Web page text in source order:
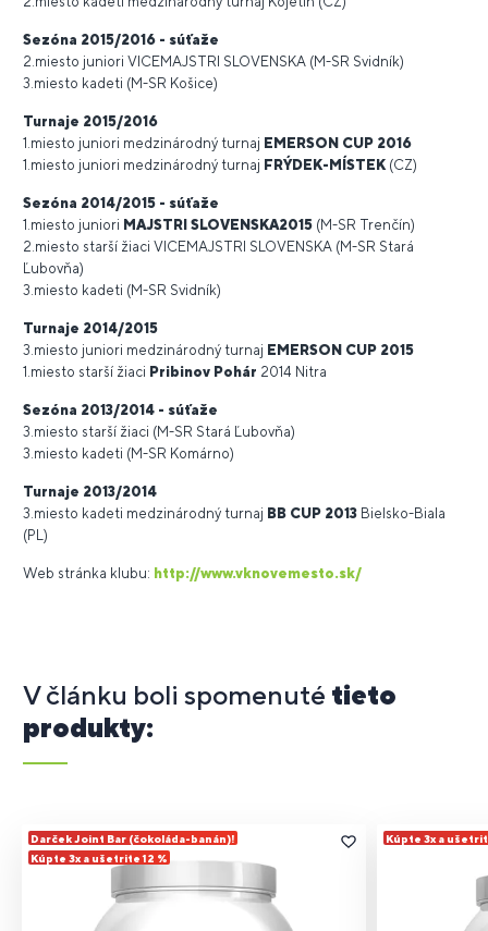
Sezóna 2015/2016 - súťaže
2.miesto juniori VICEMAJSTRI SLOVENSKA (M-SR Svidník)
3.miesto kadeti (M-SR Košice)
Turnaje 2015/2016
1.miesto juniori medzinárodný turnaj EMERSON CUP 2016
1.miesto juniori medzinárodný turnaj FRÝDEK-MÍSTEK (CZ)
Sezóna 2014/2015 - súťaže
1.miesto juniori MAJSTRI SLOVENSKA2015 (M-SR Trenčín)
2.miesto starší žiaci VICEMAJSTRI SLOVENSKA (M-SR Stará
Ľubovňa)
3.miesto kadeti (M-SR Svidník)
Turnaje 2014/2015
3.miesto juniori medzinárodný turnaj EMERSON CUP 2015
1.miesto starší žiaci Pribinov Pohár 2014 Nitra
Sezóna 2013/2014 - súťaže
3.miesto starší žiaci (M-SR Stará Ľubovňa)
3.miesto kadeti (M-SR Komárno)
Turnaje 2013/2014
3.miesto kadeti medzinárodný turnaj BB CUP 2013 Bielsko-Biala
(PL)
Web stránka klubu: http://www.vknovemesto.sk/
V článku boli spomenuté tieto
produkty:
Darček Joint Bar (čokoláda-banán)!
Kúpte 3x a ušetrite 12 %
Kúpte 3x a